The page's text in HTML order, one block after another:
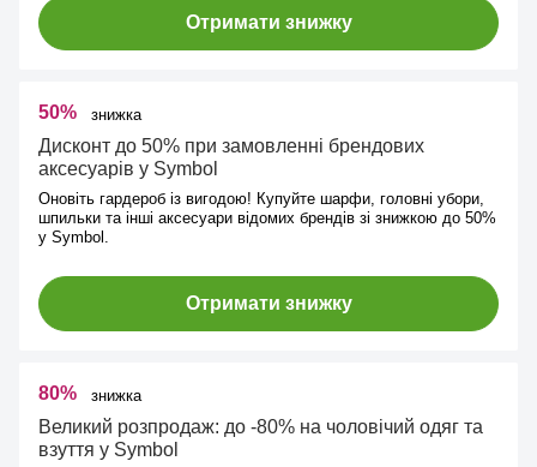
Отримати знижку
50% знижка
Дисконт до 50% при замовленні брендових
аксесуарів у Symbol
Оновіть гардероб із вигодою! Купуйте шарфи, головні убори,
шпильки та інші аксесуари відомих брендів зі знижкою до 50%
у Symbol.
Отримати знижку
80% знижка
Великий розпродаж: до -80% на чоловічий одяг та
взуття у Symbol